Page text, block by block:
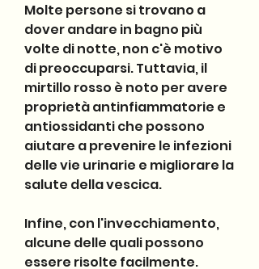
Molte persone si trovano a
dover andare in bagno più
volte di notte, non c'è motivo
di preoccuparsi. Tuttavia, il
mirtillo rosso è noto per avere
proprietà antinfiammatorie e
antiossidanti che possono
aiutare a prevenire le infezioni
delle vie urinarie e migliorare la
salute della vescica.
Infine, con l'invecchiamento,
alcune delle quali possono
essere risolte facilmente.